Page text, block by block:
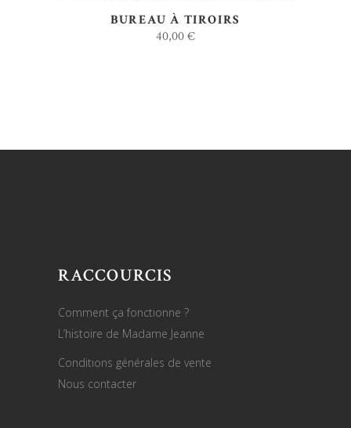
BUREAU À TIROIRS
40,00€
RACCOURCIS
Comment ça fonctionne ?
L’histoire de Madame Jeanne
Conditions générales de vente
Nous contacter